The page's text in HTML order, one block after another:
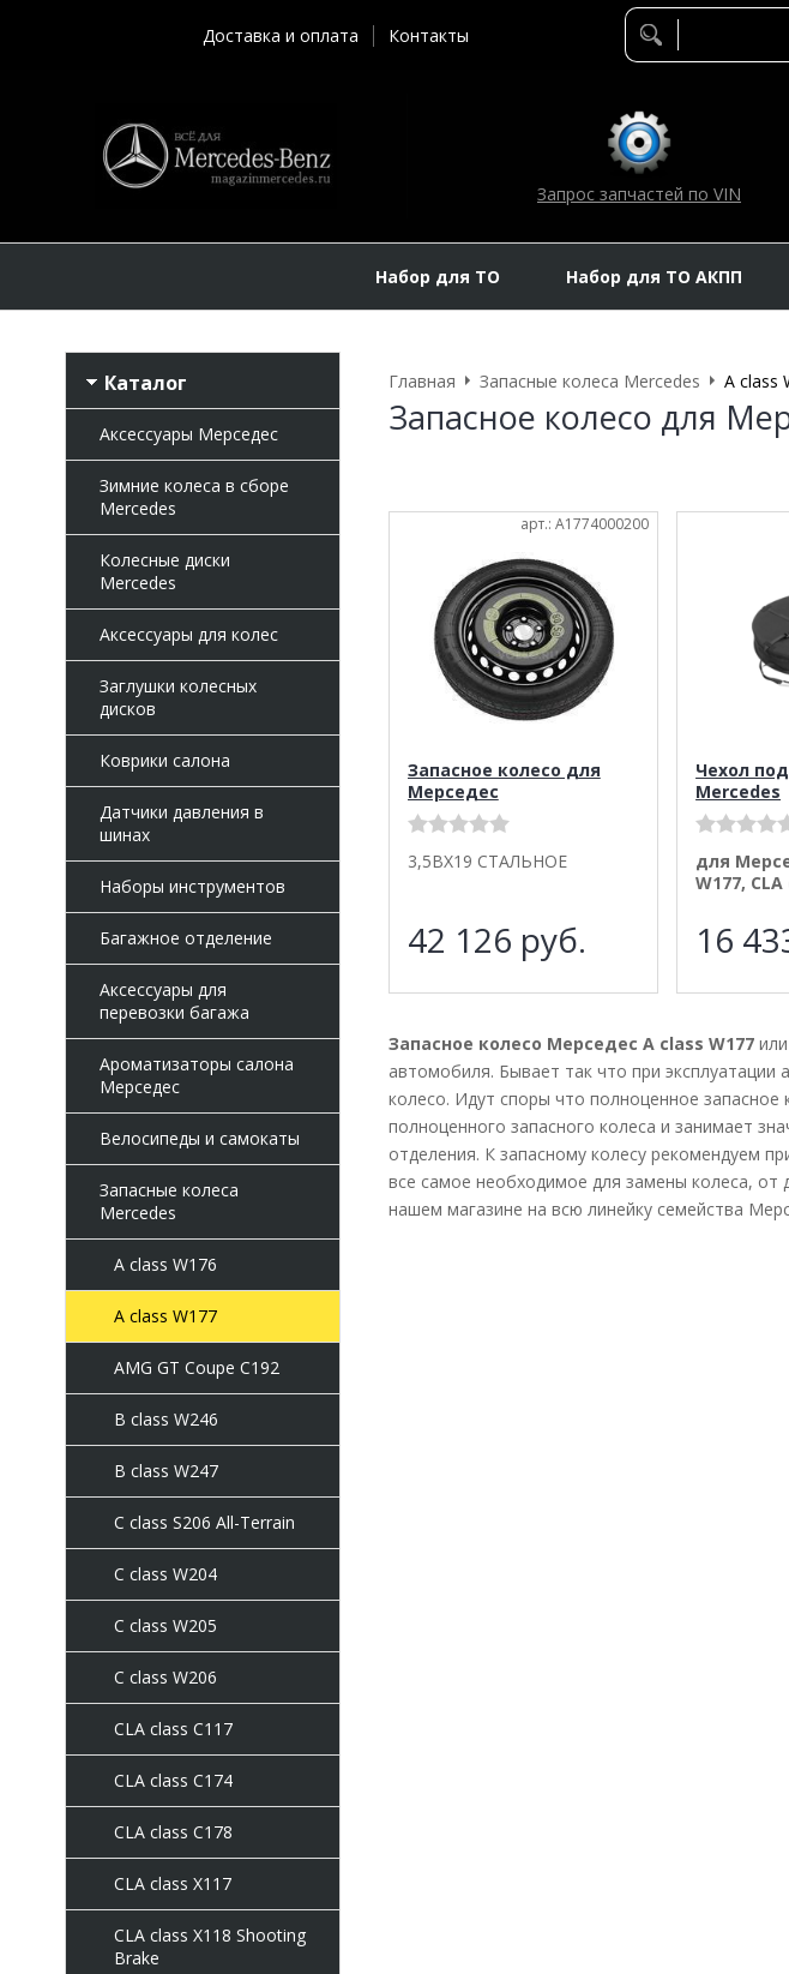
Доставка и оплата Контакты
Запрос запчастей по VIN
Набор для ТО Набор для ТО АКПП
Каталог
Аксессуары Мерседес
Зимние колеса в сборе
Mercedes
Колесные диски
Mercedes
Аксессуары для колес
Заглушки колесных
дисков
Коврики салона
Датчики давления в
шинах
Наборы инструментов
Багажное отделение
Аксессуары для
перевозки багажа
Ароматизаторы салона
Мерседес
Велосипеды и самокаты
Запасные колеса
Mercedes
A class W176
A class W177
AMG GT Coupe C192
B class W246
B class W247
C class S206 All-Terrain
C class W204
C class W205
C class W206
CLA class C117
CLA class C174
CLA class C178
CLA class X117
CLA class X118 Shooting
Brake
Главная Запасные колеса Mercedes A class
Запасное колесо для
арт.: A1774000200
Запасное колесо для
Мерседес
3,5BX19 СТАЛЬНОЕ
42 126 руб.
Чехол
Mercedes
для
W177,
16
Запасное колесо Мерседес A class W177или
автомобиля. Бывает так что при
колесо. Идут споры что полноценное
полноценного запасного колеса и занимает
отделения. К запасному колесу рекомендуем
все самое необходимое для замены колеса,
нашем магазине на всю линейку семейства